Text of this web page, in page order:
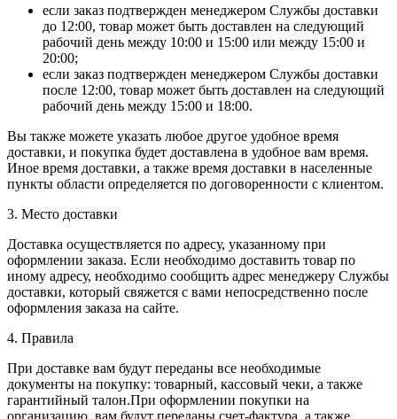
если заказ подтвержден менеджером Службы доставки
до 12:00, товар может быть доставлен на следующий
рабочий день между 10:00 и 15:00 или между 15:00 и
20:00;
если заказ подтвержден менеджером Службы доставки
после 12:00, товар может быть доставлен на следующий
рабочий день между 15:00 и 18:00.
Вы также можете указать любое другое удобное время
доставки, и покупка будет доставлена в удобное вам время.
Иное время доставки, а также время доставки в населенные
пункты области определяется по договоренности с клиентом.
3. Место доставки
Доставка осуществляется по адресу, указанному при
оформлении заказа. Если необходимо доставить товар по
иному адресу, необходимо сообщить адрес менеджеру Службы
доставки, который свяжется с вами непосредственно после
оформления заказа на сайте.
4. Правила
При доставке вам будут переданы все необходимые
документы на покупку: товарный, кассовый чеки, а также
гарантийный талон.При оформлении покупки на
организацию, вам будут переданы счет-фактура, а также